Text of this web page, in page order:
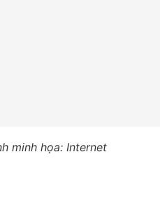
minh họa: Internet